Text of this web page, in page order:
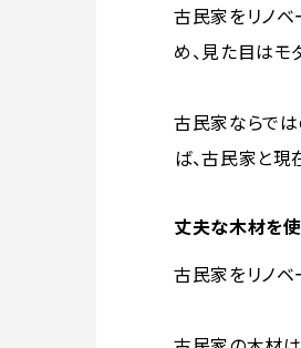
古民家をリノベ
め、見た目はモ
古民家ならで
ば、古民家と現
丈夫な木材を
古民家をリノベ